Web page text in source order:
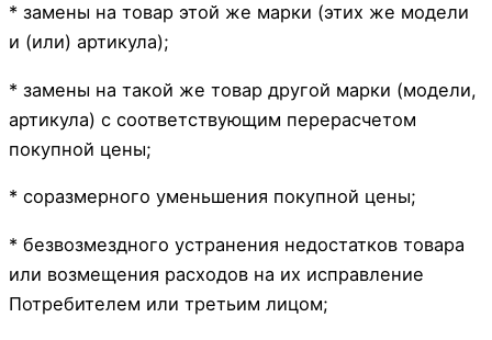
* замены на товар этой же марки (этих же модели
и (или) артикула);
* замены на такой же товар другой марки (модели,
артикула) с соответствующим перерасчетом
покупной цены;
* соразмерного уменьшения покупной цены;
* безвозмездного устранения недостатков товара
или возмещения расходов на их исправление
Потребителем или третьим лицом;